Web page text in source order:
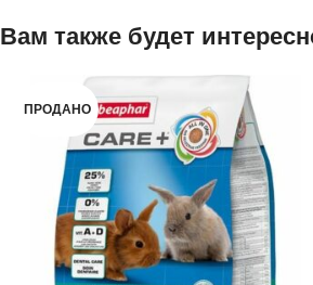
Вам также будет
ПРОДАНО